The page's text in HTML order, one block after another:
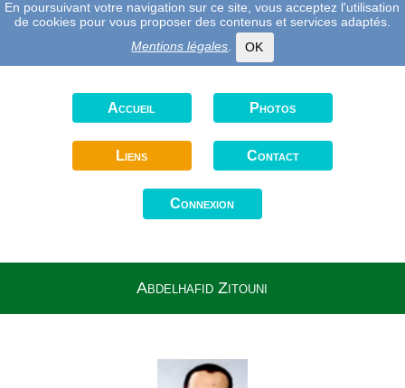
En poursuivant votre navigation sur ce site, vous acceptez l'utilisation
de cookies pour vous proposer des contenus et services adaptés.
Mentions légales. OK
Accueil Photos
Liens Contact
Connexion
Abdelhafid Zitouni